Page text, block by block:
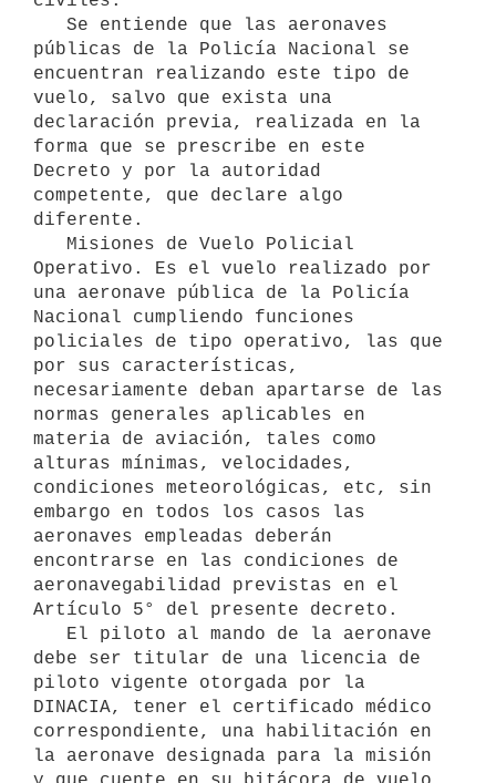
públicas de la Policía Nacional se
encuentran realizando este tipo de
vuelo, salvo que exista una
declaración previa, realizada en la
forma que se prescribe en este
Decreto y por la autoridad
competente, que declare algo
diferente.
Operativo. Es el vuelo realizado por
una aeronave pública de la Policía
Nacional cumpliendo funciones
policiales de tipo operativo, las que
por sus características,
necesariamente deban apartarse de las
normas generales aplicables en
materia de aviación, tales como
alturas mínimas, velocidades,
condiciones meteorológicas, etc, sin
embargo en todos los casos las
aeronaves empleadas deberán
encontrarse en las condiciones de
aeronavegabilidad previstas en el
Artículo 5° del presente decreto.
debe ser titular de una licencia de
piloto vigente otorgada por la
DINACIA, tener el certificado médico
correspondiente, una habilitación en
la aeronave designada para la misión